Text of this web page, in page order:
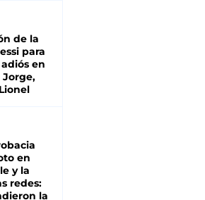
de la
para
en
Jorge,
en
y la
redes:
la